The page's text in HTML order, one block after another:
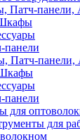
Патч-панели,
панели
Патч-панели,
панели
для
для